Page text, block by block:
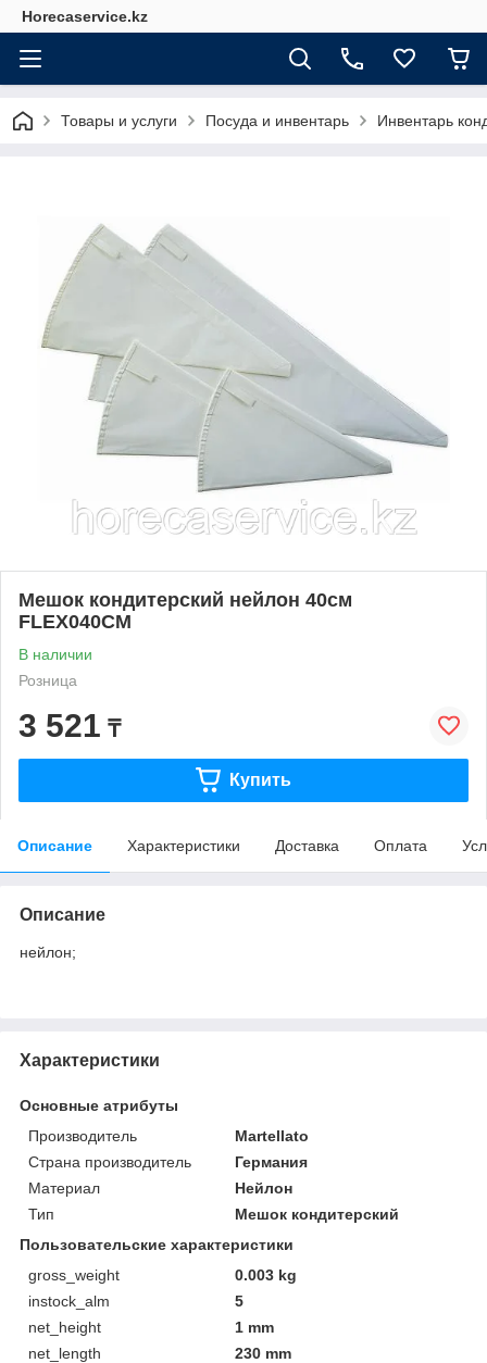
Horecaservice.kz
Товары и услуги Посуда и инвентарь Инвентарь
Мешок кондитерский нейлон 40см
FLEX040CM
В наличии
Розница
3 521 ₸
Купить
Описание Характеристики Доставка Оплата
Описание
нейлон;
Характеристики
Основные атрибуты
Производитель
Martellato
Страна производитель
Германия
Материал
Нейлон
Тип
Мешок кондитерский
Пользовательские характеристики
gross_weight
0.003 kg
instock_alm
5
net_height
1 mm
net_length
230 mm